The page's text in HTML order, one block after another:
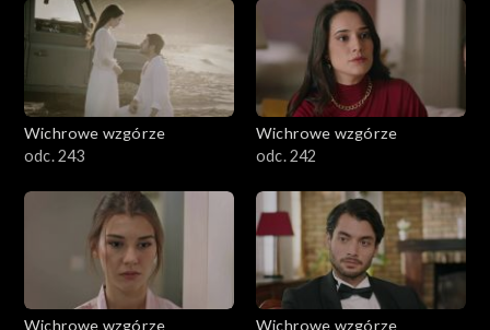
Wichrowe wzgórze
odc. 243
Wichrowe wzgórze
odc. 242
Wichrowe wzgórze
Wichrowe wzgórze